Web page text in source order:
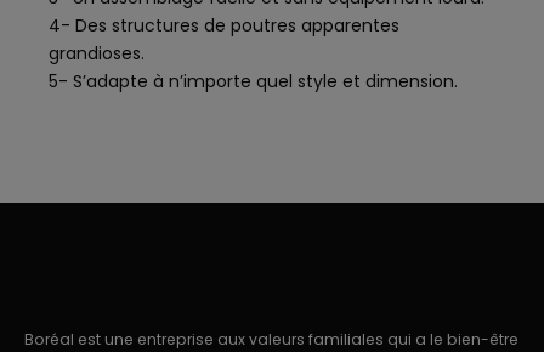
4- Des structures de poutres apparentes
grandioses.
5- S’adapte à n’importe quel style et dimension.
Boréal est une entreprise aux valeurs familiales qui a le bien-être